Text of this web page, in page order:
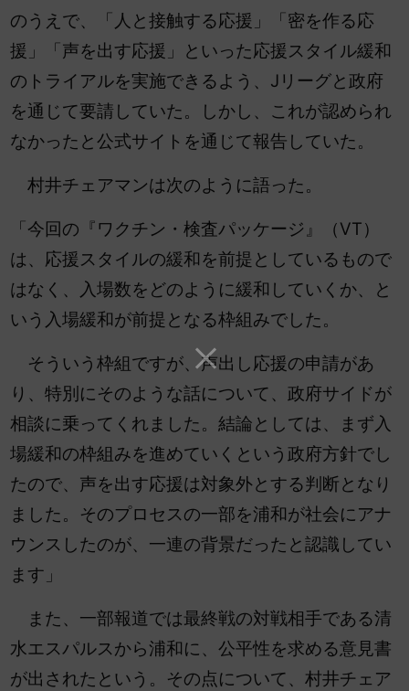
のうえで、「人と接触する応援」「密を作る応
援」「声を出す応援」といった応援スタイル緩和
のトライアルを実施できるよう、Jリーグと政府
を通じて要請していた。しかし、これが認められ
なかったと公式サイトを通じて報告していた。
村井チェアマンは次のように語った。
「今回の『ワクチン・検査パッケージ』（VT）
は、応援スタイルの緩和を前提としているもので
はなく、入場数をどのように緩和していくか、と
いう入場緩和が前提となる枠組みでした。
そういう枠組ですが、声出し応援の申請があ
り、特別にそのような話について、政府サイドが
相談に乗ってくれました。結論としては、まず入
場緩和の枠組みを進めていくという政府方針でし
たので、声を出す応援は対象外とする判断となり
ました。そのプロセスの一部を浦和が社会にアナ
ウンスしたのが、一連の背景だったと認識してい
ます」
また、一部報道では最終戦の対戦相手である清
水エスパルスから浦和に、公平性を求める意見書
が出されたという。その点について、村井チェア